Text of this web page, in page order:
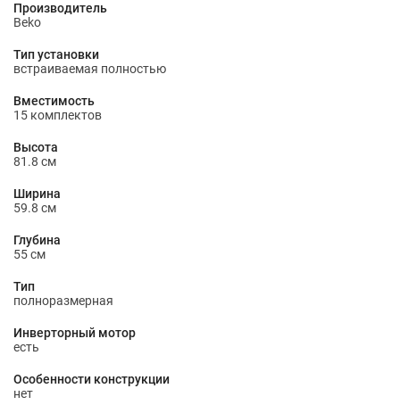
Производитель
Beko
Тип установки
встраиваемая полностью
Вместимость
15 комплектов
Высота
81.8 см
Ширина
59.8 см
Глубина
55 см
Тип
полноразмерная
Инверторный мотор
есть
Особенности конструкции
нет